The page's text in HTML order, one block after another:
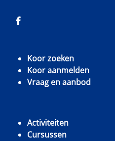
Koor zoeken
Koor aanmelden
Vraag en aanbod
Activiteiten
Cursussen